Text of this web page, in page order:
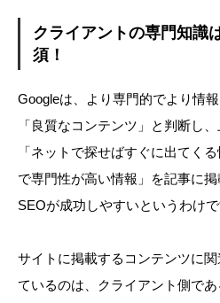
クライアントの専門知識
須！
Googleは、より専門的でより情
「良質なコンテンツ」と判断し
「ネットで探せばすぐに出てく
で専門性が高い情報」を記事に
SEOが成功しやすいというわけで
サイトに掲載するコンテンツに
ているのは、クライアント側で